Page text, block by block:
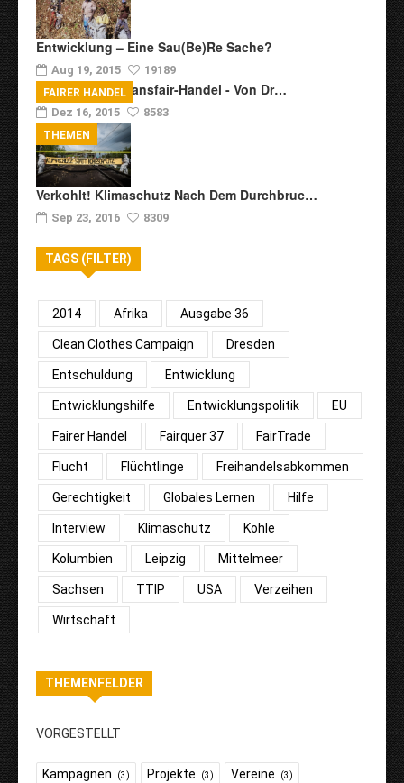
Entwicklung – Eine Sau(be)re Sache?
Aug 19, 2015 19189
Zur Kritik Am Transfair-Handel - Von Dr…
Dez 16, 2015 8583
FAIRER HANDEL
Verkohlt! Klimaschutz Nach Dem Durchbruc…
Sep 23, 2016 8309
THEMEN
TAGS (FILTER)
2014 Afrika Ausgabe 36
Clean Clothes Campaign Dresden
Entschuldung Entwicklung
Entwicklungshilfe Entwicklungspolitik EU
Fairer Handel Fairquer 37 FairTrade
Flucht Flüchtlinge Freihandelsabkommen
Gerechtigkeit Globales Lernen Hilfe
Interview Klimaschutz Kohle
Kolumbien Leipzig Mittelmeer
Sachsen TTIP USA Verzeihen
Wirtschaft
THEMENFELDER
VORGESTELLT
Kampagnen (3) Projekte (3) Vereine (3)